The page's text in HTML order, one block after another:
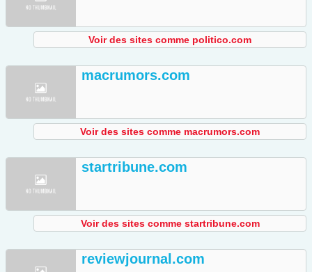
Voir des sites comme politico.com
macrumors.com
Voir des sites comme macrumors.com
startribune.com
Voir des sites comme startribune.com
reviewjournal.com